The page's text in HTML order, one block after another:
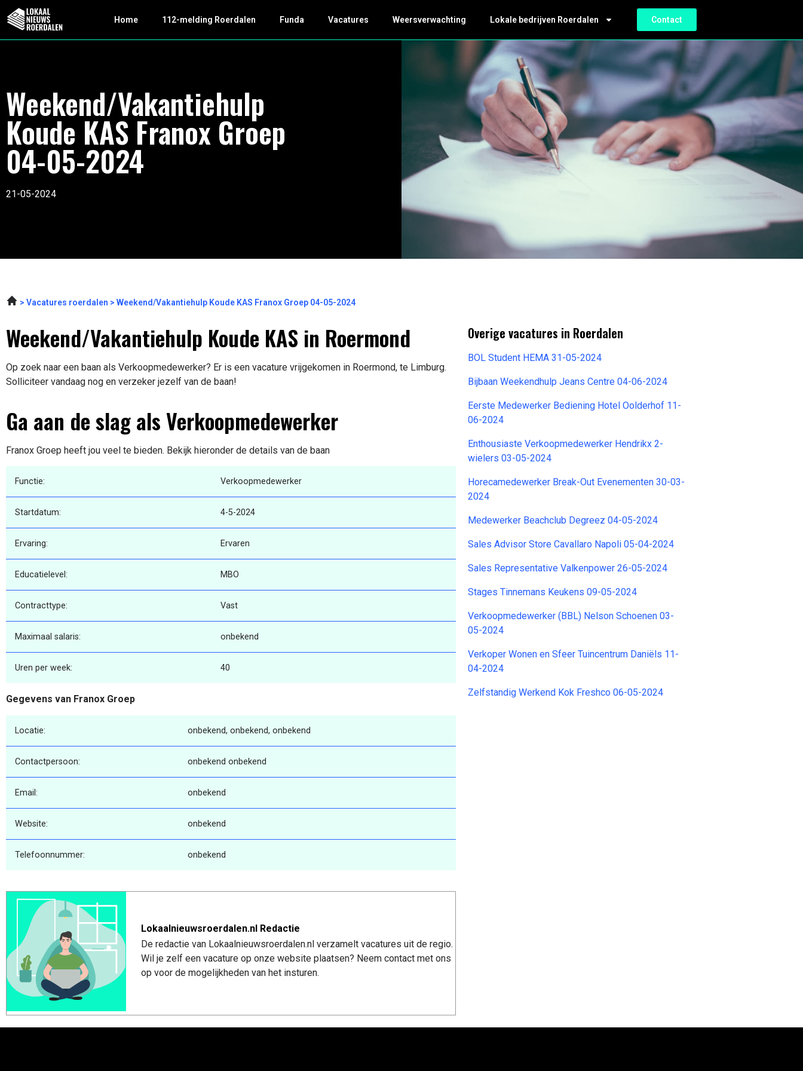
Home 112-melding Roerdalen Funda Vacatures Weersverwachting Lokale bedrijven Roerdalen Contact
Weekend/Vakantiehulp
Koude KAS Franox Groep
04-05-2024
21-05-2024
Vacatures roerdalen Weekend/Vakantiehulp Koude KAS Franox Groep 04-05-2024
Weekend/Vakantiehulp Koude KAS in Roermond
Op zoek naar een baan als Verkoopmedewerker? Er is een vacature vrijgekomen in Roermond, te Limburg.
Solliciteer vandaag nog en verzeker jezelf van de baan!
Ga aan de slag als Verkoopmedewerker
Franox Groep heeft jou veel te bieden. Bekijk hieronder de details van de baan
Functie: Verkoopmedewerker
Startdatum: 4-5-2024
Ervaring: Ervaren
Educatielevel: MBO
Contracttype: Vast
Maximaal salaris: onbekend
Uren per week: 40
Gegevens van Franox Groep
Locatie: onbekend, onbekend, onbekend
Contactpersoon: onbekend onbekend
Email: onbekend
Website: onbekend
Telefoonnummer: onbekend
Lokaalnieuwsroerdalen.nl Redactie
De redactie van Lokaalnieuwsroerdalen.nl verzamelt vacatures uit de regio.
Wil je zelf een vacature op onze website plaatsen? Neem contact met ons
op voor de mogelijkheden van het insturen.
Overige vacatures in Roerdalen
BOL Student HEMA 31-05-2024
Bijbaan Weekendhulp Jeans Centre 04-06-2024
Eerste Medewerker Bediening Hotel Oolderhof 11-
06-2024
Enthousiaste Verkoopmedewerker Hendrikx 2-
wielers 03-05-2024
Horecamedewerker Break-Out Evenementen 30-03-
2024
Medewerker Beachclub Degreez 04-05-2024
Sales Advisor Store Cavallaro Napoli 05-04-2024
Sales Representative Valkenpower 26-05-2024
Stages Tinnemans Keukens 09-05-2024
Verkoopmedewerker (BBL) Nelson Schoenen 03-
05-2024
Verkoper Wonen en Sfeer Tuincentrum Daniëls 11-
04-2024
Zelfstandig Werkend Kok Freshco 06-05-2024